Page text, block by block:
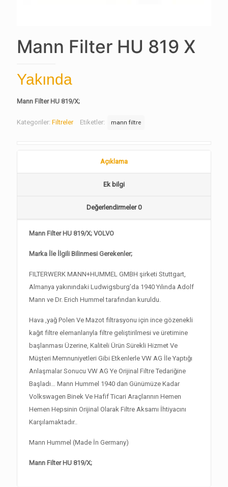
Mann Filter HU 819 X
Yakında
Mann Filter HU 819/X;
Kategoriler: Filtreler Etiketler: mann filtre
Açıklama
Ek bilgi
Değerlendirmeler0
Mann Filter HU 819/X; VOLVO
Marka İle İlgili Bilinmesi Gerekenler;
FILTERWERK MANN+HUMMEL GMBH şirketi Stuttgart,
Almanya yakınındaki Ludwigsburg’da 1940 Yılında Adolf
Mann ve Dr. Erich Hummel tarafından kuruldu.
Hava ,yağ Polen Ve Mazot filtrasyonu için ince gözenekli
kağıt filtre elemanlarıyla filtre geliştirilmesi ve üretimine
başlanması Üzerine, Kaliteli Ürün Sürekli Hizmet Ve
Müşteri Memnuniyetleri Gibi Etkenlerle VW AG İle Yaptığı
Anlaşmalar Sonucu VW AG Ye Orijinal Filtre Tedariğine
Başladı… Mann Hummel 1940 dan Günümüze Kadar
Volkswagen Binek Ve Hafif Ticari Araçlarının Hemen
Hemen Hepsinin Orijinal Olarak Filtre Aksamı İhtiyacını
Karşılamaktadır..
Mann Hummel (Made İn Germany)
Mann Filter HU 819/X;